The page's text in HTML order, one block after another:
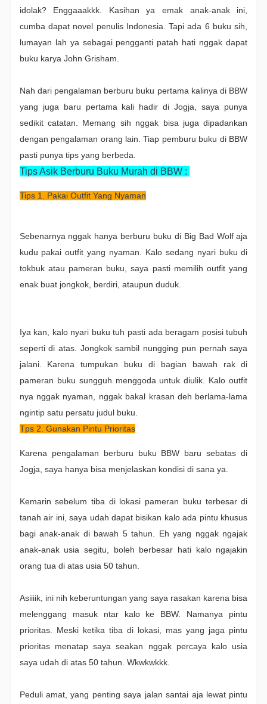
idolak? Enggaaakkk. Kasihan ya emak anak-anak ini,
cumba dapat novel penulis Indonesia. Tapi ada 6 buku sih,
lumayan lah ya sebagai pengganti patah hati nggak dapat
buku karya John Grisham.
Nah dari pengalaman berburu buku pertama kalinya di BBW
yang juga baru pertama kali hadir di Jogja, saya punya
sedikit catatan. Memang sih nggak bisa juga dipadankan
dengan pengalaman orang lain. Tiap pemburu buku di BBW
pasti punya tips yang berbeda.
Tips Asik Berburu Buku Murah di BBW :
Tips 1. Pakai Outfit Yang Nyaman
Sebenarnya nggak hanya berburu buku di Big Bad Wolf aja
kudu pakai outfit yang nyaman. Kalo sedang nyari buku di
tokbuk atau pameran buku, saya pasti memilih outfit yang
enak buat jongkok, berdiri, ataupun duduk.
Iya kan, kalo nyari buku tuh pasti ada beragam posisi tubuh
seperti di atas. Jongkok sambil nungging pun pernah saya
jalani. Karena tumpukan buku di bagian bawah rak di
pameran buku sungguh menggoda untuk diulik. Kalo outfit
nya nggak nyaman, nggak bakal krasan deh berlama-lama
ngintip satu persatu judul buku.
Tps 2. Gunakan Pintu Prioritas
Karena pengalaman berburu buku BBW baru sebatas di
Jogja, saya hanya bisa menjelaskan kondisi di sana ya.
Kemarin sebelum tiba di lokasi pameran buku terbesar di
tanah air ini, saya udah dapat bisikan kalo ada pintu khusus
bagi anak-anak di bawah 5 tahun. Eh yang nggak ngajak
anak-anak usia segitu, boleh berbesar hati kalo ngajakin
orang tua di atas usia 50 tahun.
Asiiiik, ini nih keberuntungan yang saya rasakan karena bisa
melenggang masuk ntar kalo ke BBW. Namanya pintu
prioritas. Meski ketika tiba di lokasi, mas yang jaga pintu
prioritas menatap saya seakan nggak percaya kalo usia
saya udah di atas 50 tahun. Wkwkwkkk.
Peduli amat, yang penting saya jalan santai aja lewat pintu